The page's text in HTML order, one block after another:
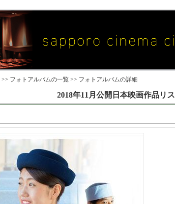
>> フォトアルバムの一覧 >> フォトアルバムの詳細
2018年11月公開日本映画作品リ